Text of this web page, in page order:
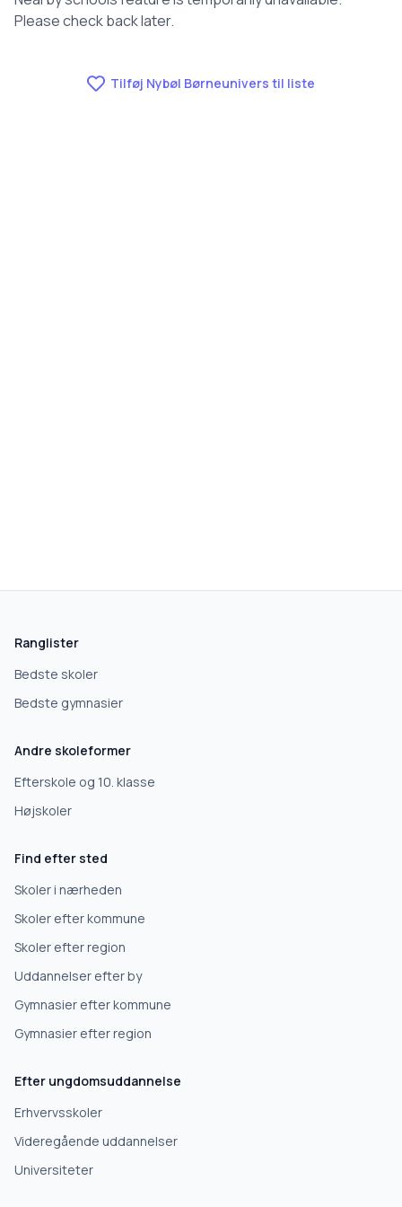
Please check back later.
Tilføj Nybøl Børneunivers til liste
Ranglister
Bedste skoler
Bedste gymnasier
Andre skoleformer
Efterskole og 10. klasse
Højskoler
Find efter sted
Skoler i nærheden
Skoler efter kommune
Skoler efter region
Uddannelser efter by
Gymnasier efter kommune
Gymnasier efter region
Efter ungdomsuddannelse
Erhvervsskoler
Videregående uddannelser
Universiteter